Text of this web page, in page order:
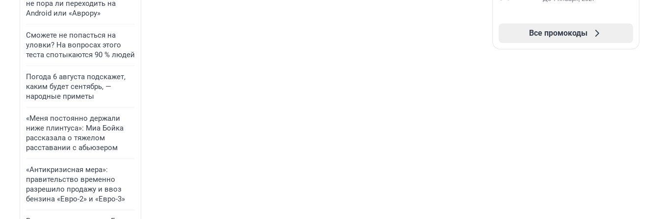
не пора ли переходить на
Android или «Аврору»
Сможете не попасться на
уловки? На вопросах этого
теста спотыкаются 90 % людей
Погода 6 августа подскажет,
каким будет сентябрь, —
народные приметы
«Меня постоянно держали
ниже плинтуса»: Миа Бойка
рассказала о тяжелом
расставании с абьюзером
«Антикризисная мера»:
правительство временно
разрешило продажу и ввоз
бензина «Евро-2» и «Евро-3»
Все промокоды